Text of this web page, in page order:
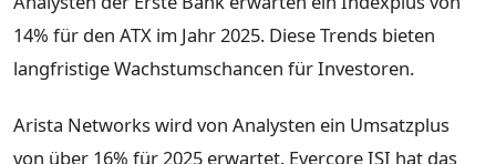
14% für den ATX im Jahr 2025. Diese Trends bieten
langfristige Wachstumschancen für Investoren.
Arista Networks wird von Analysten ein Umsatzplus
von über 16% für 2025 erwartet. Evercore ISI hat das